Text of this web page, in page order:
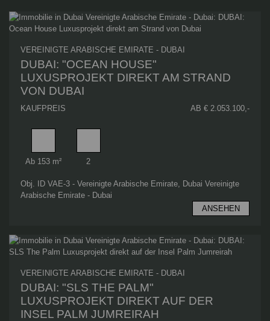
VEREINIGTE ARABISCHE EMIRATE - DUBAI
DUBAI: "OCEAN HOUSE"
LUXUSPROJEKT DIREKT AM STRAND
VON DUBAI
KAUFPREIS AB € 2.053.100,-
Wohnfläche
Ab 153 m²
Schlafzimmer
2
Obj. ID VAE-3 - Vereinigte Arabische Emirate, Dubai Vereinigte
Arabische Emirate - Dubai
ANSEHEN
VEREINIGTE ARABISCHE EMIRATE - DUBAI
DUBAI: "SLS THE PALM"
LUXUSPROJEKT DIREKT AUF DER
INSEL PALM JUMREIRAH